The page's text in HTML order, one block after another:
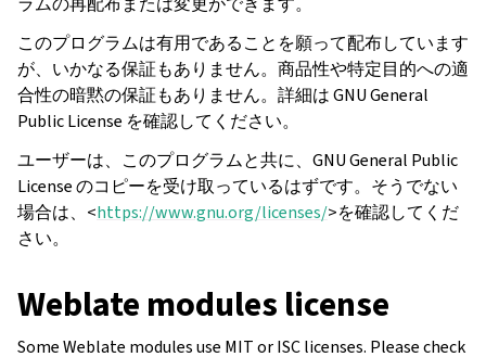
このプログラムは有用であることを願って配布しています
が、いかなる保証もありません。商品性や特定目的への適
合性の暗黙の保証もありません。詳細は GNU General
Public License を確認してください。
ユーザーは、このプログラムと共に、GNU General Public
License のコピーを受け取っているはずです。そうでない
場合は、<https://www.gnu.org/licenses/>を確認してくだ
さい。
Weblate modules license
Some Weblate modules use MIT or ISC licenses. Please check